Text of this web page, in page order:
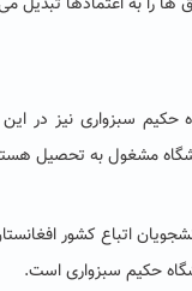
ها را به اعتمادها
حکیم سبزواری نیز
اتباع کشور
حکیم سبزواری است.